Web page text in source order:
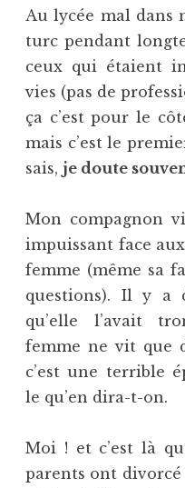
Au lycée mal dans
turc pendant
ceux qui étaient
vies (pas de
ça c’est pour le
mais c’est le
sais, je doute
Mon compagnon
impuissant face
femme (même sa
questions). Il y a
qu’elle l’avait
femme ne vit que
c’est une terrible
le qu’en dira-t-on.
Moi ! et c’est là
parents ont divorcé